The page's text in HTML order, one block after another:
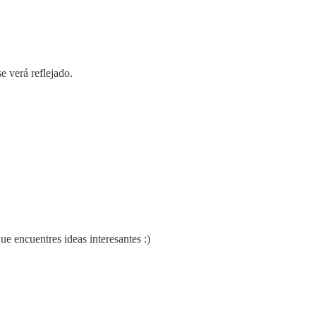
verá reflejado.
encuentres ideas interesantes :)